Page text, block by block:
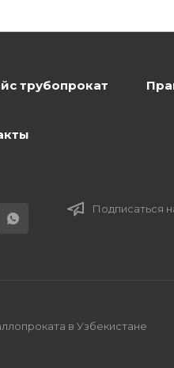
трубопрокат
Подписаться
в Узбекистане